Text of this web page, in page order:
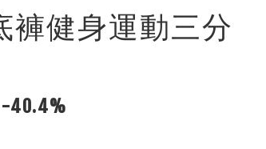
褲健身運動三分
-40.4%